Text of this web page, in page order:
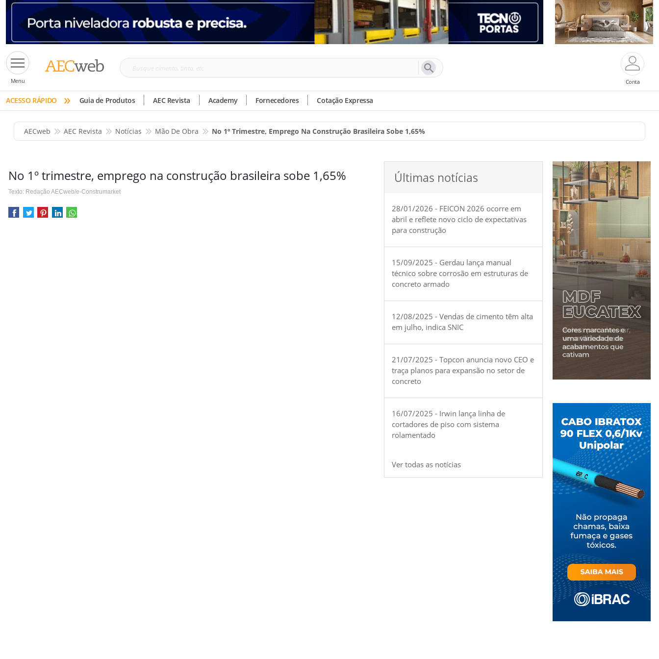
Menu
Busque
tinta,
etc
Conta
ACESSO RÁPIDO » Guia de Produtos AEC Revista Academy Fornecedores Cotação Expressa
AECweb AEC Revista Notícias Mão De Obra No 1º Trimestre, Emprego Na Construção Brasileira Sobe 1,65%
No 1º trimestre, emprego na construção brasileira sobe 1,65%
Texto: Redação AECweb/e-Construmarket
Últimas notícias
28/01/2026 - FEICON 2026 ocorre em
abril e reflete novo ciclo de expectativas
para construção
15/09/2025 - Gerdau lança manual
técnico sobre corrosão em estruturas de
concreto armado
12/08/2025 - Vendas de cimento têm alta
em julho, indica SNIC
21/07/2025 - Topcon anuncia novo CEO e
traça planos para expansão no setor de
concreto
16/07/2025 - Irwin lança linha de
cortadores de piso com sistema
rolamentado
Ver todas as notícias